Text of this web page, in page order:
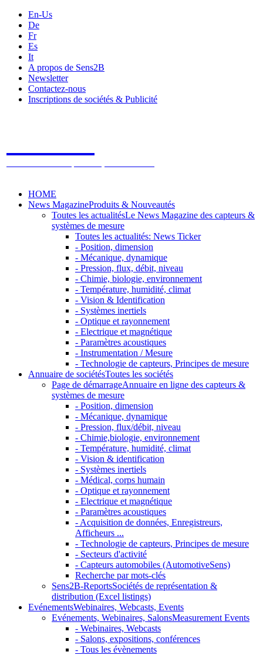
En-Us
De
Fr
Es
It
A propos de Sens2B
Newsletter
Contactez-nous
Inscriptions de sociétés & Publicité
HOME
News MagazineProduits & Nouveautés
Toutes les actualitésLe News Magazine des capteurs &
systèmes de mesure
Toutes les actualités: News Ticker
- Position, dimension
- Mécanique, dynamique
- Pression, flux, débit, niveau
- Chimie, biologie, environnement
- Température, humidité, climat
- Vision & Identification
- Systèmes inertiels
- Optique et rayonnement
- Electrique et magnétique
- Paramètres acoustiques
- Instrumentation / Mesure
- Technologie de capteurs, Principes de mesure
Annuaire de sociétésToutes les sociétés
Page de démarrageAnnuaire en ligne des capteurs &
systèmes de mesure
- Position, dimension
- Mécanique, dynamique
- Pression, flux/débit, niveau
- Chimie,biologie, environnement
- Température, humidité, climat
- Vision & identification
- Systèmes inertiels
- Médical, corps humain
- Optique et rayonnement
- Electrique et magnétique
- Paramètres acoustiques
- Acquisition de données, Enregistreurs,
Afficheurs ...
- Technologie de capteurs, Principes de mesure
- Secteurs d'activité
- Capteurs automobiles (AutomotiveSens)
Recherche par mots-clés
Sens2B-ReportsSociétés de représentation &
distribution (Excel listings)
EvénementsWebinaires, Webcasts, Events
Evénements, Webinaires, SalonsMeasurement Events
- Webinaires, Webcasts
- Salons, expositions, conférences
- Tous les évènements